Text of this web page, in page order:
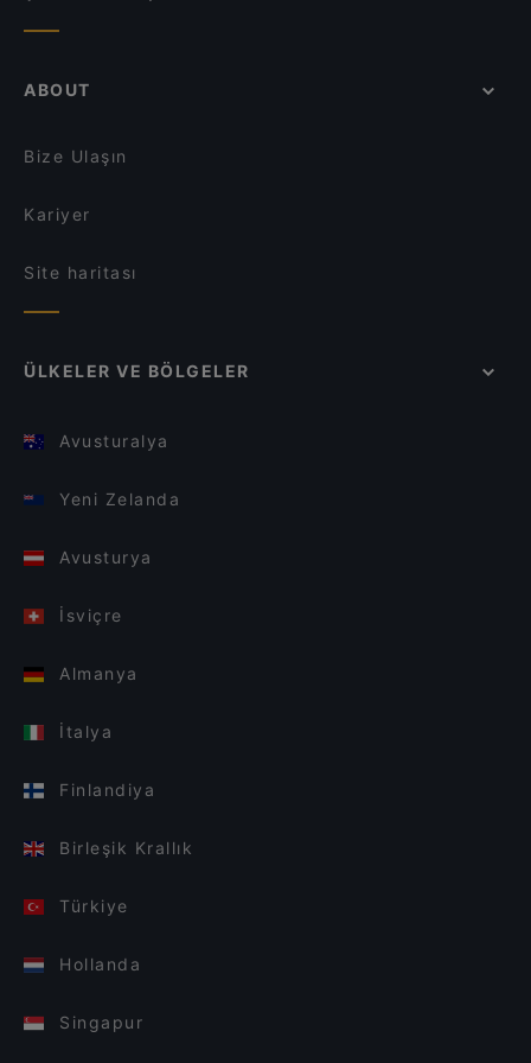
ABOUT
Bize Ulaşın
Kariyer
Site haritası
ÜLKELER VE BÖLGELER
Avusturalya
Yeni Zelanda
Avusturya
İsviçre
Almanya
İtalya
Finlandiya
Birleşik Krallık
Türkiye
Hollanda
Singapur